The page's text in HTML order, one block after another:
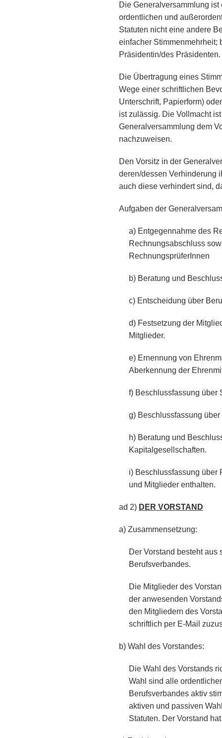
Die Generalversammlung
ordentlichen und
Statuten nicht eine andere
einfacher Stimmenmehrheit;
Präsidentin/des Präsidenten.
Die Übertragung eines
Wege einer schriftlichen
Unterschrift, Papierform)
ist zulässig. Die Vollmacht
Generalversammlung dem
nachzuweisen.
Den Vorsitz in der
deren/dessen Verhinderung
auch diese verhindert sind,
Aufgaben der
a) Entgegennahme des
Rechnungsabschluss
RechnungsprüferInnen
b) Beratung und
c) Entscheidung über
d) Festsetzung der
Mitglieder.
e) Ernennung von
Aberkennung der
f) Beschlussfassung über
g) Beschlussfassung
h) Beratung und
Kapitalgesellschaften.
i) Beschlussfassung über
und Mitglieder enthalten.
ad 2) DER VORSTAND
a) Zusammensetzung:
Der Vorstand besteht
Berufsverbandes.
Die Mitglieder des
der anwesenden
den Mitgliedern des
schriftlich per E-Mail
b) Wahl des Vorstandes:
Die Wahl des Vorstands
Wahl sind alle
Berufsverbandes aktiv
aktiven und passiven
Statuten. Der Vorstand